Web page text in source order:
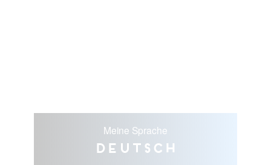
Meine Sprache
Deutsch